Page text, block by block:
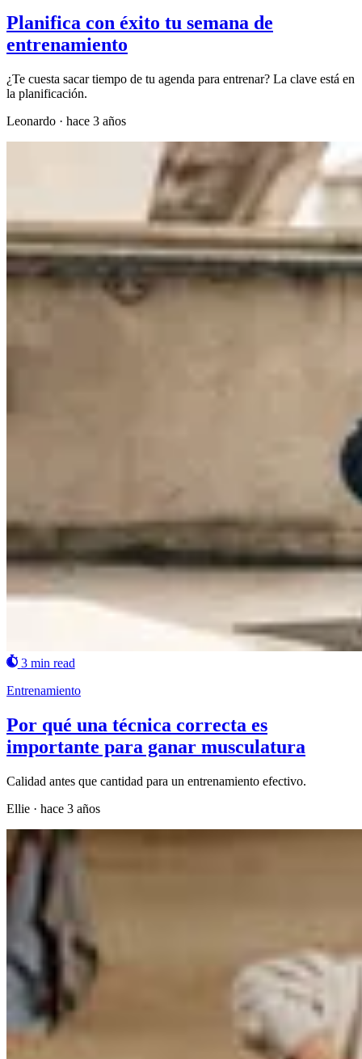
Planifica con éxito tu semana de
entrenamiento
¿Te cuesta sacar tiempo de tu agenda para entrenar? La clave está en
la planificación.
Leonardo · hace 3 años
3 min read
Entrenamiento
Por qué una técnica correcta es
importante para ganar musculatura
Calidad antes que cantidad para un entrenamiento efectivo.
Ellie · hace 3 años